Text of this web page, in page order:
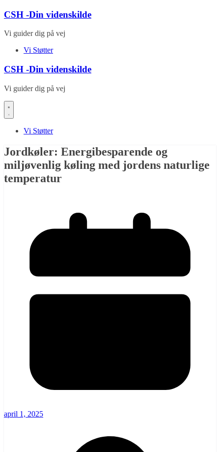
Skip
content
CSH -Din videnskilde
Vi guider dig på vej
Vi Støtter
CSH -Din videnskilde
Vi guider dig på vej
Vi Støtter
Jordkøler: Energibesparende og
miljøvenlig køling med jordens naturlige
temperatur
april 1, 2025